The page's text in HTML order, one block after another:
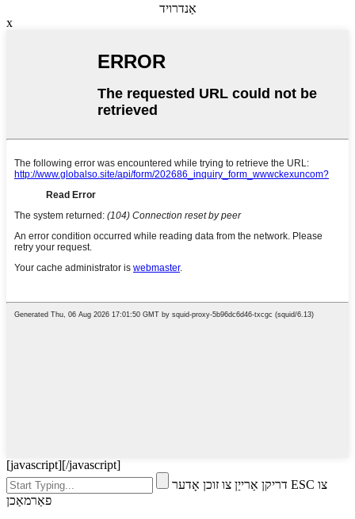
אַנדרויד
x
[javascript][/javascript]
דריקן אַרייַן צו זוכן אָדער ESC צו
פאַרמאַכן